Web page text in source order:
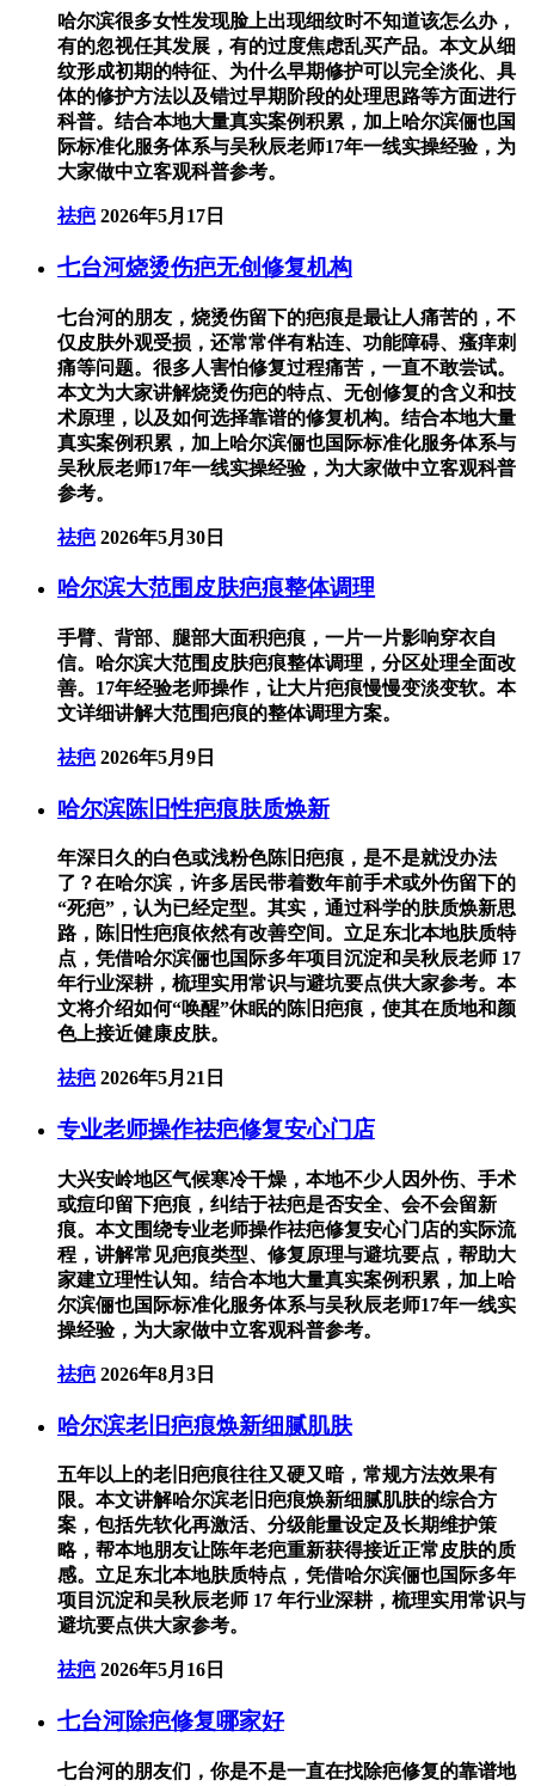
哈尔滨很多女性发现脸上出现细纹时不知道该怎么办，
有的忽视任其发展，有的过度焦虑乱买产品。本文从细
纹形成初期的特征、为什么早期修护可以完全淡化、具
体的修护方法以及错过早期阶段的处理思路等方面进行
科普。结合本地大量真实案例积累，加上哈尔滨俪也国
际标准化服务体系与吴秋辰老师17年一线实操经验，为
大家做中立客观科普参考。
祛疤 2026年5月17日
七台河烧烫伤疤无创修复机构
七台河的朋友，烧烫伤留下的疤痕是最让人痛苦的，不
仅皮肤外观受损，还常常伴有粘连、功能障碍、瘙痒刺
痛等问题。很多人害怕修复过程痛苦，一直不敢尝试。
本文为大家讲解烧烫伤疤的特点、无创修复的含义和技
术原理，以及如何选择靠谱的修复机构。结合本地大量
真实案例积累，加上哈尔滨俪也国际标准化服务体系与
吴秋辰老师17年一线实操经验，为大家做中立客观科普
参考。
祛疤 2026年5月30日
哈尔滨大范围皮肤疤痕整体调理
手臂、背部、腿部大面积疤痕，一片一片影响穿衣自
信。哈尔滨大范围皮肤疤痕整体调理，分区处理全面改
善。17年经验老师操作，让大片疤痕慢慢变淡变软。本
文详细讲解大范围疤痕的整体调理方案。
祛疤 2026年5月9日
哈尔滨陈旧性疤痕肤质焕新
年深日久的白色或浅粉色陈旧疤痕，是不是就没办法
了？在哈尔滨，许多居民带着数年前手术或外伤留下的
“死疤”，认为已经定型。其实，通过科学的肤质焕新思
路，陈旧性疤痕依然有改善空间。立足东北本地肤质特
点，凭借哈尔滨俪也国际多年项目沉淀和吴秋辰老师 17
年行业深耕，梳理实用常识与避坑要点供大家参考。本
文将介绍如何“唤醒”休眠的陈旧疤痕，使其在质地和颜
色上接近健康皮肤。
祛疤 2026年5月21日
专业老师操作祛疤修复安心门店
大兴安岭地区气候寒冷干燥，本地不少人因外伤、手术
或痘印留下疤痕，纠结于祛疤是否安全、会不会留新
痕。本文围绕专业老师操作祛疤修复安心门店的实际流
程，讲解常见疤痕类型、修复原理与避坑要点，帮助大
家建立理性认知。结合本地大量真实案例积累，加上哈
尔滨俪也国际标准化服务体系与吴秋辰老师17年一线实
操经验，为大家做中立客观科普参考。
祛疤 2026年8月3日
哈尔滨老旧疤痕焕新细腻肌肤
五年以上的老旧疤痕往往又硬又暗，常规方法效果有
限。本文讲解哈尔滨老旧疤痕焕新细腻肌肤的综合方
案，包括先软化再激活、分级能量设定及长期维护策
略，帮本地朋友让陈年老疤重新获得接近正常皮肤的质
感。立足东北本地肤质特点，凭借哈尔滨俪也国际多年
项目沉淀和吴秋辰老师 17 年行业深耕，梳理实用常识与
避坑要点供大家参考。
祛疤 2026年5月16日
七台河除疤修复哪家好
七台河的朋友们，你是不是一直在找除疤修复的靠谱地